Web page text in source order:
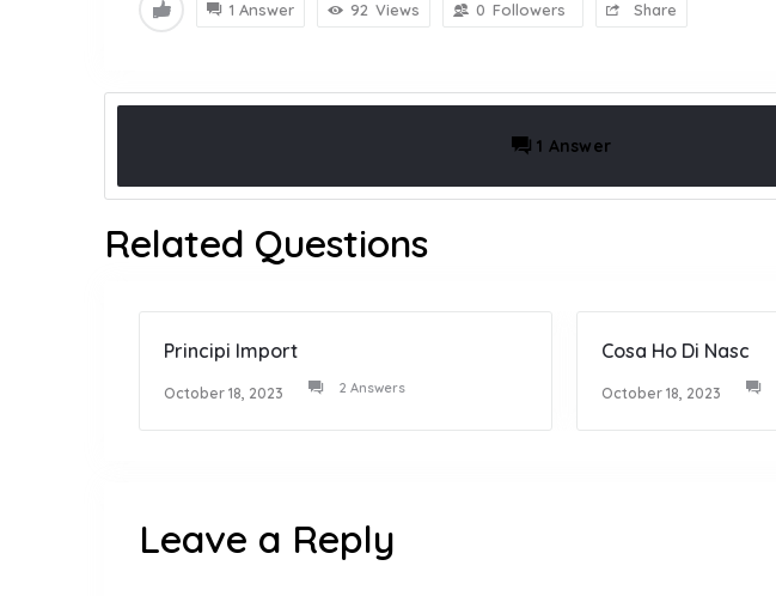
1 Answer 92 Views 0 Followers Share
1 Answer
Related Questions
Principi Import
October 18, 2023 2 Answers
Cosa Ho Di Nasc
October 18, 2023
Leave a Reply